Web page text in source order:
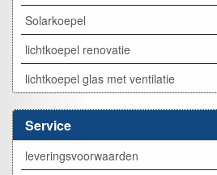
Solarkoepel
lichtkoepel renovatie
lichtkoepel glas met ventilatie
Service
leveringsvoorwaarden